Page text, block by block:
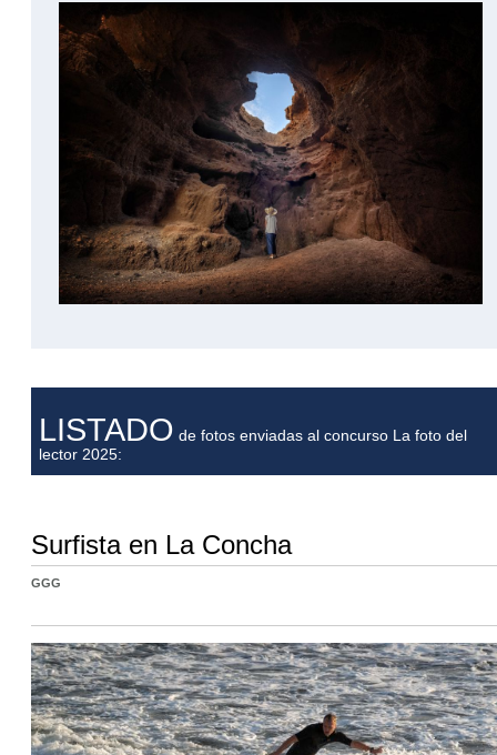
LISTADO de fotos enviadas al concurso La foto del
lector 2025:
Surfista en La Concha
GGG